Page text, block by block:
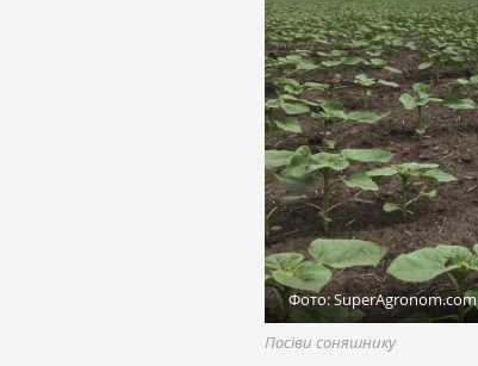
Фото: SuperAgronom.com
Посіви соняшнику